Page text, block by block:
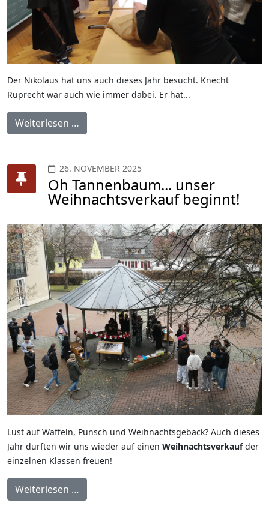
Der Nikolaus hat uns auch dieses Jahr besucht. Knecht
Ruprecht war auch wie immer dabei. Er hat...
Weiterlesen …
26. NOVEMBER 2025
Oh Tannenbaum... unser
Weihnachtsverkauf beginnt!
Lust auf Waffeln, Punsch und Weihnachtsgebäck? Auch dieses
Jahr durften wir uns wieder auf einen Weihnachtsverkaufder
einzelnen Klassen freuen!
Weiterlesen …